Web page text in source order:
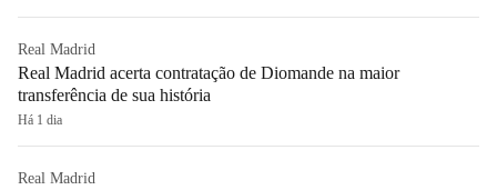
Real Madrid
Real Madrid acerta contratação de Diomande na maior
transferência de sua história
Há 1 dia
Real Madrid